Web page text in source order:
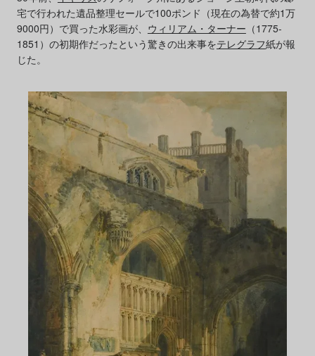
宅で行われた遺品整理セールで100ポンド（現在の為替で約1万
9000円）で買った水彩画が、 ウィリアム・ターナー （1775-
1851）の初期作だったという驚きの出来事をテレグラフ紙が報
じた。